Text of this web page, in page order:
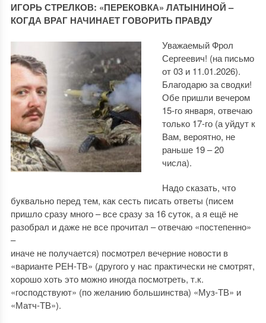
ИГОРЬ СТРЕЛКОВ: «ПЕРЕКОВКА» ЛАТЫНИНОЙ –
КОГДА ВРАГ НАЧИНАЕТ ГОВОРИТЬ ПРАВДУ
Уважаемый Фрол
Сергеевич! (на письмо
от 03 и 11.01.2026).
Благодарю за сводки!
Обе пришли вечером
15-го января, отвечаю
только 17-го (а уйдут к
Вам, вероятно, не
раньше 19 – 20
числа).
Надо сказать, что
буквально перед тем, как сесть писать ответы (писем
пришло сразу много – все сразу за 16 суток, а я ещё не
разобрал и даже не все прочитал – отвечаю «постепенно»
–
иначе не получается) посмотрел вечерние новости в
«варианте РЕН-ТВ» (другого у нас практически не смотрят,
хорошо хоть это можно иногда посмотреть, т.к.
«господствуют» (по желанию большинства) «Муз-ТВ» и
«Матч-ТВ»).